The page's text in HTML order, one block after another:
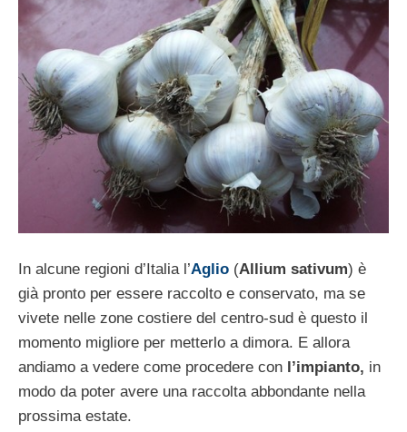
In alcune regioni d’Italia l’Aglio (Allium sativum) è
già pronto per essere raccolto e conservato, ma se
vivete nelle zone costiere del centro-sud è questo il
momento migliore per metterlo a dimora. E allora
andiamo a vedere come procedere con l’impianto, in
modo da poter avere una raccolta abbondante nella
prossima estate.